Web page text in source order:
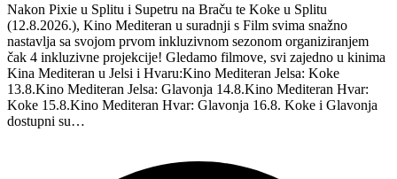
Nakon Pixie u Splitu i Supetru na Braču te Koke u Splitu
(12.8.2026.), Kino Mediteran u suradnji s Film svima snažno
nastavlja sa svojom prvom inkluzivnom sezonom organiziranjem
čak 4 inkluzivne projekcije! Gledamo filmove, svi zajedno u kinima
Kina Mediteran u Jelsi i Hvaru:Kino Mediteran Jelsa: Koke
13.8.Kino Mediteran Jelsa: Glavonja 14.8.Kino Mediteran Hvar:
Koke 15.8.Kino Mediteran Hvar: Glavonja 16.8. Koke i Glavonja
dostupni su…